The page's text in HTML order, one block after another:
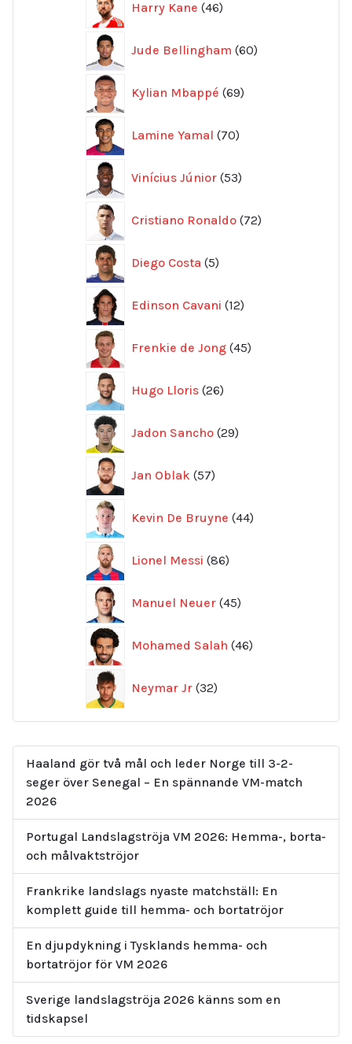
Harry Kane 46
produkter
Jude Bellingham 60
produkter
Kylian Mbappé 69
produkter
Lamine Yamal 70
produkter
Vinícius Júnior 53
produkter
Cristiano Ronaldo 72
produkter
Diego Costa 5
produkter
Edinson Cavani 12
produkter
Frenkie de Jong 45
produkter
Hugo Lloris 26
produkter
Jadon Sancho 29
produkter
Jan Oblak 57
produkter
Kevin De Bruyne 44
produkter
Lionel Messi 86
produkter
Manuel Neuer 45
produkter
Mohamed Salah 46
produkter
Neymar Jr 32
produkter
Haaland gör två mål och leder Norge till 3-2-
seger över Senegal – En spännande VM-match
2026
Portugal Landslagströja VM 2026: Hemma-, borta-
och målvaktströjor
Frankrike landslags nyaste matchställ: En
komplett guide till hemma- och bortatröjor
En djupdykning i Tysklands hemma- och
bortatröjor för VM 2026
Sverige landslagströja 2026 känns som en
tidskapsel